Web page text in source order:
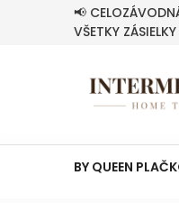
📢
VŠETKY
BY QUEEN